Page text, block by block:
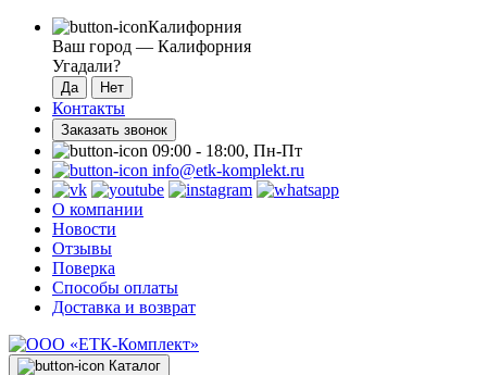
Калифорния
Ваш город — Калифорния
Угадали?
Контакты
Заказать звонок
09:00 - 18:00, Пн-Пт
info@etk-komplekt.ru
О компании
Новости
Отзывы
Поверка
Способы оплаты
Доставка и возврат
Каталог